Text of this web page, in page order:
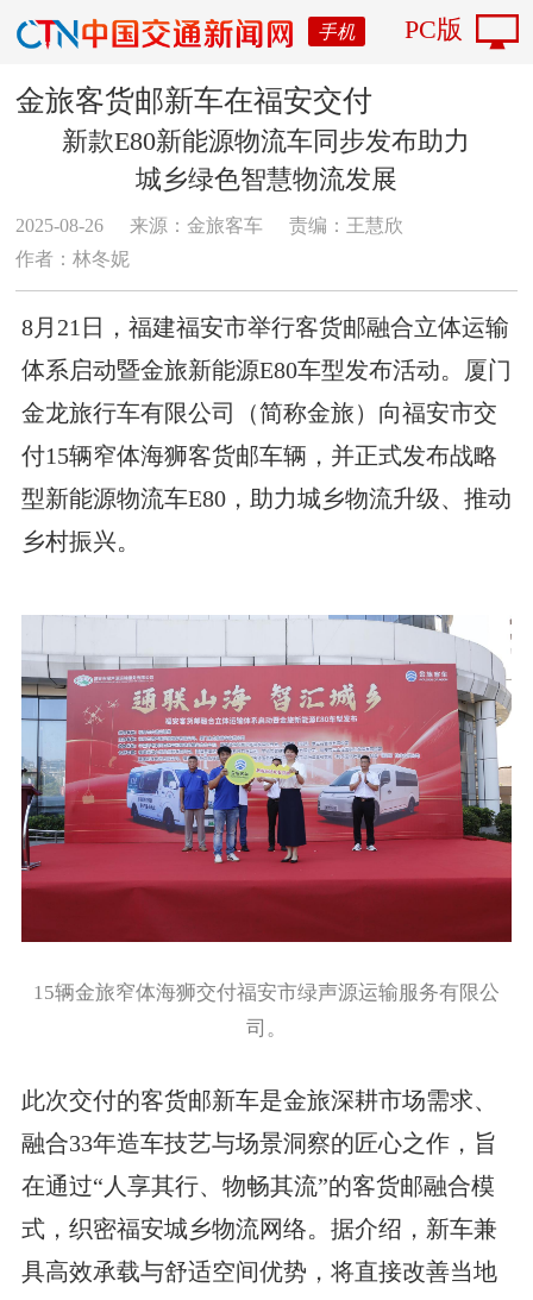
手机 PC版
金旅客货邮新车在福安交付
新款E80新能源物流车同步发布助力
城乡绿色智慧物流发展
2025-08-26 来源：金旅客车
责编：王慧欣
作者：林冬妮
8月21日，福建福安市举行客货邮融合立体运输
体系启动暨金旅新能源E80车型发布活动。厦门
金龙旅行车有限公司（简称金旅）向福安市交
付15辆窄体海狮客货邮车辆，并正式发布战略
型新能源物流车E80，助力城乡物流升级、推动
乡村振兴。
15辆金旅窄体海狮交付福安市绿声源运输服务有限公
司。
此次交付的客货邮新车是金旅深耕市场需求、
融合33年造车技艺与场景洞察的匠心之作，旨
在通过“人享其行、物畅其流”的客货邮融合模
式，织密福安城乡物流网络。据介绍，新车兼
具高效承载与舒适空间优势，将直接改善当地